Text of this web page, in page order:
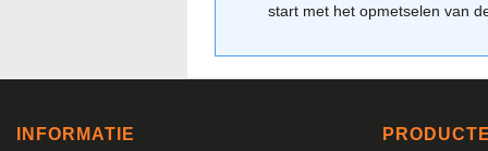
start met het opmetselen van
INFORMATIE